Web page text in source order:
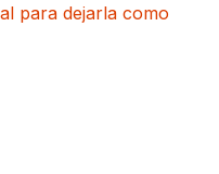
para dejarla como